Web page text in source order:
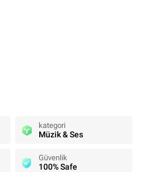
kategori
Müzik & Ses
Güvenlik
100% Safe